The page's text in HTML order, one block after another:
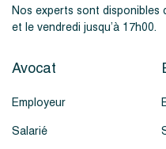
Nos experts sont disponibles
et le vendredi jusqu’à 17h00.
Avocat
Employeur
Salarié